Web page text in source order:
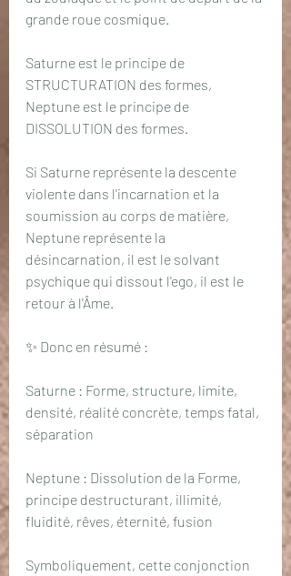
grande roue cosmique.
Saturne est le principe de
STRUCTURATION des formes,
Neptune est le principe de
DISSOLUTION des formes.
Si Saturne représente la descente
violente dans l'incarnation et la
soumission au corps de matière,
Neptune représente la
désincarnation, il est le solvant
psychique qui dissout l'ego, il est le
retour à l'Âme.
✨ Donc en résumé :
Saturne : Forme, structure, limite,
densité, réalité concrète, temps fatal,
séparation
Neptune : Dissolution de la Forme,
principe destructurant, illimité,
fluidité, rêves, éternité, fusion
Symboliquement, cette conjonction